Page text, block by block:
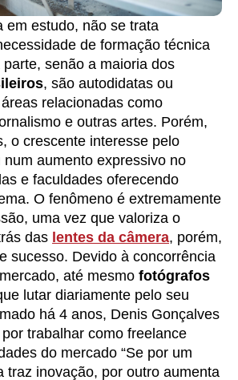
em estudo, não se trata
de formação técnica
senão a maioria dos
, são autodidatas ou
relacionadas como
e outras artes. Porém,
o crescente interesse pelo
aumento expressivo no
e faculdades oferecendo
O fenômeno é extremamente
uma vez que valoriza o
das lentes da câmera, porém,
sucesso. Devido à concorrência
até mesmo fotógrafos
lutar diariamente pelo seu
há 4 anos, Denis Gonçalves
trabalhar como freelance
do mercado “Se por um
traz inovação, por outro aumenta